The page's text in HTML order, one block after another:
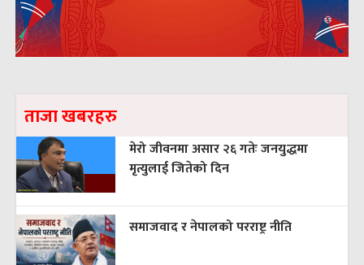
ताजा खबरहरु
मेरो जीवनमा असार २६ गतेः जनयुद्धमा
मृत्युलाई जितेको दिन
समाजवाद र नेपालको परराष्ट्र नीति